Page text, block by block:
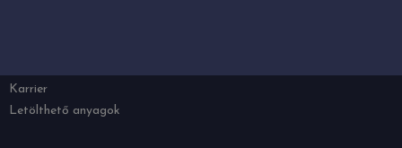
Karrier
Letölthető anyagok